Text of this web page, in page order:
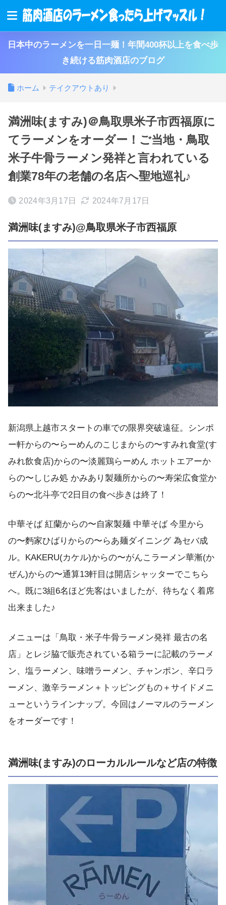
日本中のラーメンを一日一麺！年間400杯以上を食べ歩
き続ける筋肉酒店のブログ
ホーム テイクアウトあり
満洲味(ますみ)＠鳥取県米子市西福原に
てラーメンをオーダー！ご当地・鳥取
米子牛骨ラーメン発祥と言われている
創業78年の老舗の名店へ聖地巡礼♪
2024年3月17日 2024年7月17日
満洲味(ますみ)@鳥取県米子市西福原
新潟県上越市スタートの車での限界突破遠征。シンポ
ー軒からの〜らーめんのこじまからの〜すみれ食堂(す
みれ飲食店)からの〜淡麗鶏らーめん ホットエアーか
らの〜しじみ処 かみあり製麺所からの〜寿栄広食堂か
らの〜北斗亭で2日目の食べ歩きは終了！
中華そば 紅蘭からの〜自家製麺 中華そば 今里から
の〜麪家ひばりからの〜らあ麺ダイニング 為セバ成
ル。KAKERU(カケル)からの〜がんこラーメン華漸(か
ぜん)からの〜通算13軒目は開店シャッターでこちら
へ。既に3組6名ほど先客はいましたが、待ちなく着席
出来ました♪
メニューは「鳥取・米子牛骨ラーメン発祥 最古の名
店」とレジ脇で販売されている箱ラーに記載のラーメ
ン、塩ラーメン、味噌ラーメン、チャンポン、辛口ラ
ーメン、激辛ラーメン＋トッピングもの＋サイドメニ
ューというラインナップ。今回はノーマルのラーメン
をオーダーです！
満洲味(ますみ)のローカルルールなど店の特徴